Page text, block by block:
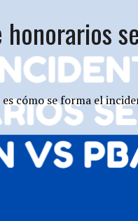
cómo se forma el